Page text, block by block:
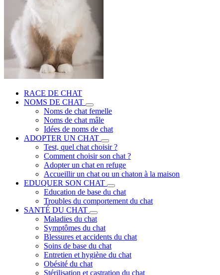
RACE DE CHAT
NOMS DE CHAT
Noms de chat femelle
Noms de chat mâle
Idées de noms de chat
ADOPTER UN CHAT
Test, quel chat choisir ?
Comment choisir son chat ?
Adopter un chat en refuge
Accueillir un chat ou un chaton à la maison
EDUQUER SON CHAT
Education de base du chat
Troubles du comportement du chat
SANTÉ DU CHAT
Maladies du chat
Symptômes du chat
Blessures et accidents du chat
Soins de base du chat
Entretien et hygiène du chat
Obésité du chat
Stérilisation et castration du chat